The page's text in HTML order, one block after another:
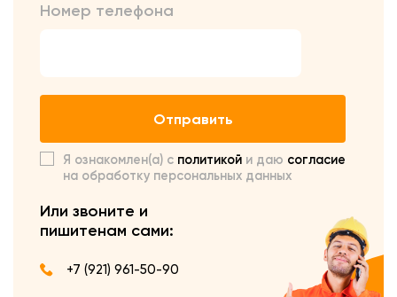
Номер телефона
Отправить
Я ознакомлен(а) с политикой и даю согласие
на обработку персональных данных
Или звоните и
пишитенам сами:
+7 (921) 961-50-90